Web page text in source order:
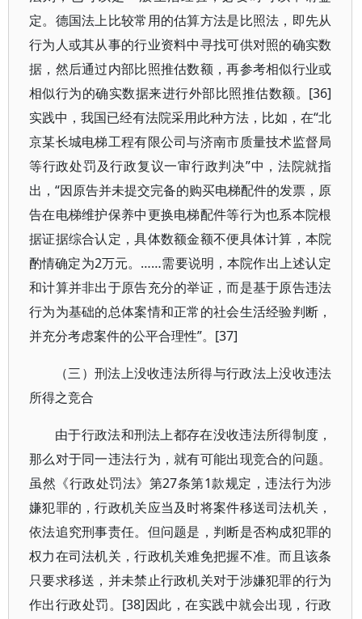
定。德国法上比较常用的估算方法是比照法，即先从
行为人或其从事的行业资料中寻找可供对照的确实数
据，然后通过内部比照推估数额，再参考相似行业或
相似行为的确实数据来进行外部比照推估数额。[36]
实践中，我国已经有法院采用此种方法，比如，在“北
京某长城电梯工程有限公司与济南市质量技术监督局
等行政处罚及行政复议一审行政判决”中，法院就指
出，“因原告并未提交完备的购买电梯配件的发票，原
告在电梯维护保养中更换电梯配件等行为也系本院根
据证据综合认定，具体数额金额不便具体计算，本院
酌情确定为2万元。……需要说明，本院作出上述认定
和计算并非出于原告充分的举证，而是基于原告违法
行为为基础的总体案情和正常的社会生活经验判断，
并充分考虑案件的公平合理性”。[37]
（三）刑法上没收违法所得与行政法上没收违法
所得之竞合
由于行政法和刑法上都存在没收违法所得制度，
那么对于同一违法行为，就有可能出现竞合的问题。
虽然《行政处罚法》第27条第1款规定，违法行为涉
嫌犯罪的，行政机关应当及时将案件移送司法机关，
依法追究刑事责任。但问题是，判断是否构成犯罪的
权力在司法机关，行政机关难免把握不准。而且该条
只要求移送，并未禁止行政机关对于涉嫌犯罪的行为
作出行政处罚。[38]因此，在实践中就会出现，行政